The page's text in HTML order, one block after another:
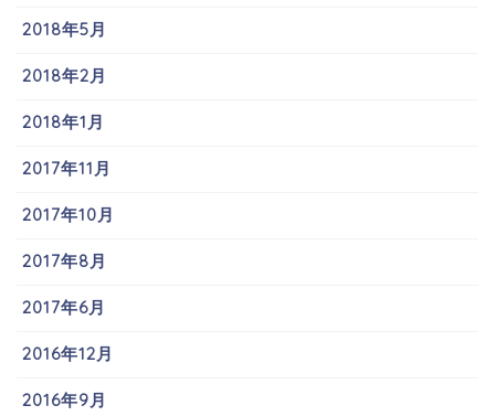
2018年5月
2018年2月
2018年1月
2017年11月
2017年10月
2017年8月
2017年6月
2016年12月
2016年9月